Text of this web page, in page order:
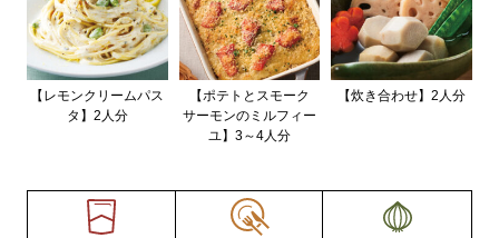
【レモンクリームパス
タ】2人分
【ポテトとスモーク
サーモンのミルフィー
ユ】3～4人分
【炊き合わせ】2人分